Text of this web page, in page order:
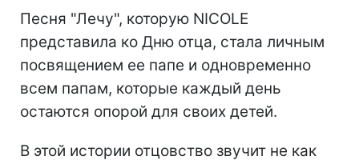
Песня "Лечу", которую NICOLE
представила ко Дню отца, стала личным
посвящением ее папе и одновременно
всем папам, которые каждый день
остаются опорой для своих детей.
В этой истории отцовство звучит не как